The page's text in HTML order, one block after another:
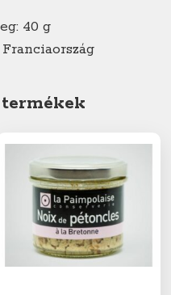
40 g